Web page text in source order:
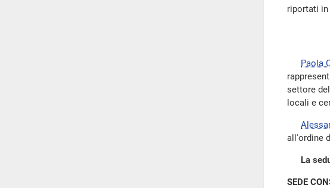
riportati
Paola
settore
locali e
all'ordine
La
SEDE